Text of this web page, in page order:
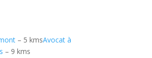
– 5 kmsAvocat à
– 9 kms